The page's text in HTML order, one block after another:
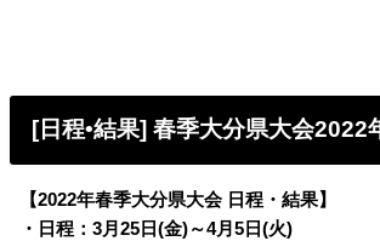
[日程•結果] 春季大分県大会2022
【2022年春季大分県大会 日程・結果】
・日程：3月25日(金)～4月5日(火)